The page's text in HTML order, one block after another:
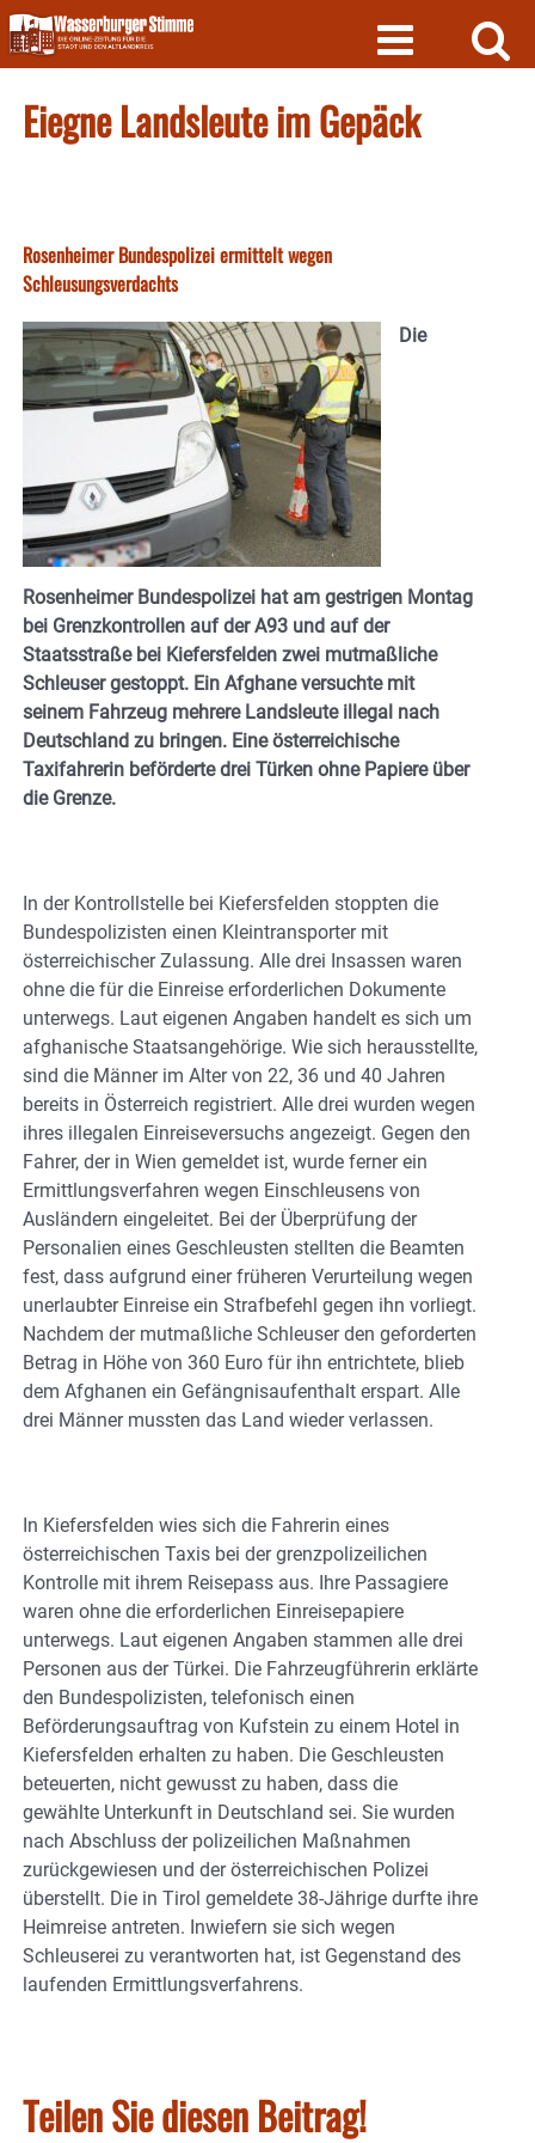
Skip
to
content
Eiegne Landsleute im Gepäck
Rosenheimer Bundespolizei ermittelt wegen
Schleusungsverdachts
Die
Rosenheimer Bundespolizei hat am gestrigen Montag
bei Grenzkontrollen auf der A93 und auf der
Staatsstraße bei Kiefersfelden zwei mutmaßliche
Schleuser gestoppt. Ein Afghane versuchte mit
seinem Fahrzeug mehrere Landsleute illegal nach
Deutschland zu bringen. Eine österreichische
Taxifahrerin beförderte drei Türken ohne Papiere über
die Grenze.
In der Kontrollstelle bei Kiefersfelden stoppten die
Bundespolizisten einen Kleintransporter mit
österreichischer Zulassung. Alle drei Insassen waren
ohne die für die Einreise erforderlichen Dokumente
unterwegs. Laut eigenen Angaben handelt es sich um
afghanische Staatsangehörige. Wie sich herausstellte,
sind die Männer im Alter von 22, 36 und 40 Jahren
bereits in Österreich registriert. Alle drei wurden wegen
ihres illegalen Einreiseversuchs angezeigt. Gegen den
Fahrer, der in Wien gemeldet ist, wurde ferner ein
Ermittlungsverfahren wegen Einschleusens von
Ausländern eingeleitet. Bei der Überprüfung der
Personalien eines Geschleusten stellten die Beamten
fest, dass aufgrund einer früheren Verurteilung wegen
unerlaubter Einreise ein Strafbefehl gegen ihn vorliegt.
Nachdem der mutmaßliche Schleuser den geforderten
Betrag in Höhe von 360 Euro für ihn entrichtete, blieb
dem Afghanen ein Gefängnisaufenthalt erspart. Alle
drei Männer mussten das Land wieder verlassen.
In Kiefersfelden wies sich die Fahrerin eines
österreichischen Taxis bei der grenzpolizeilichen
Kontrolle mit ihrem Reisepass aus. Ihre Passagiere
waren ohne die erforderlichen Einreisepapiere
unterwegs. Laut eigenen Angaben stammen alle drei
Personen aus der Türkei. Die Fahrzeugführerin erklärte
den Bundespolizisten, telefonisch einen
Beförderungsauftrag von Kufstein zu einem Hotel in
Kiefersfelden erhalten zu haben. Die Geschleusten
beteuerten, nicht gewusst zu haben, dass die
gewählte Unterkunft in Deutschland sei. Sie wurden
nach Abschluss der polizeilichen Maßnahmen
zurückgewiesen und der österreichischen Polizei
überstellt. Die in Tirol gemeldete 38-Jährige durfte ihre
Heimreise antreten. Inwiefern sie sich wegen
Schleuserei zu verantworten hat, ist Gegenstand des
laufenden Ermittlungsverfahrens.
Teilen Sie diesen Beitrag!